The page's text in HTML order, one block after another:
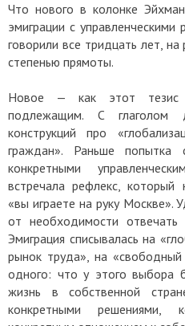
Что нового в колонке
эмиграции с
говорили все тридцать лет,
степенью прямоты.
Новое — как этот тезис
подлежащим. С глаголом
конструкций про
граждан». Раньше попытка
конкретными
встречала рефлекс, который
«вы играете на руку Москве».
от необходимости
Эмиграция списывалась на
рынок труда», на
одного: что у этого выбора
жизнь в собственной
конкретными решениями,